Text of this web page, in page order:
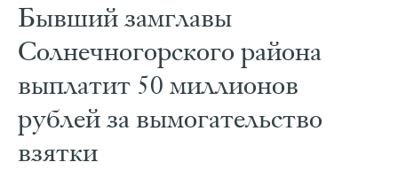
Бывший замглавы
Солнечногорского района
выплатит 50 миллионов
рублей за вымогательство
взятки